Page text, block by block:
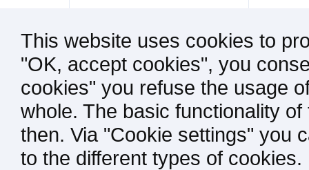
This website uses cookies to
"OK, accept cookies", you
cookies" you refuse the usage
whole. The basic functionality
then. Via "Cookie settings" you
to the different types of cookies.